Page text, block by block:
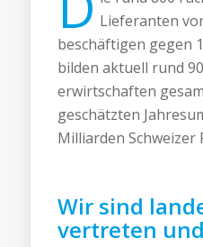
Lieferanten
beschäftigen gegen
bilden aktuell rund
erwirtschaften
geschätzten
Milliarden Schweizer
Wir sind
vertreten